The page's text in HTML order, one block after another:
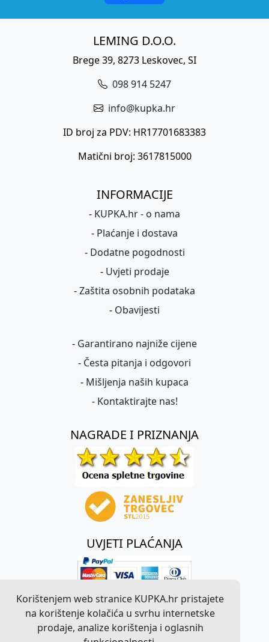
Korištenjem web stranice KUPKA.hr pristajete
na korištenje kolačića u svrhu internetske
prodaje, analize korištenja i oglasnih
LEMING D.O.O.
Brege 39, 8273 Leskovec, SI
098 914 5247
info@kupka.hr
ID broj za PDV: HR17701683383
Matični broj: 3617815000
INFORMACIJE
- KUPKA.hr - o nama
- Plaćanje i dostava
- Dodatne pogodnosti
- Uvjeti prodaje
-Zaštita osobnih podataka
- Obavijesti
- Garantirano najniže cijene
- Česta pitanja i odgovori
- Mišljenja naših kupaca
- Kontaktirajte nas!
NAGRADE I PRIZNANJA
UVJETI PLAĆANJA